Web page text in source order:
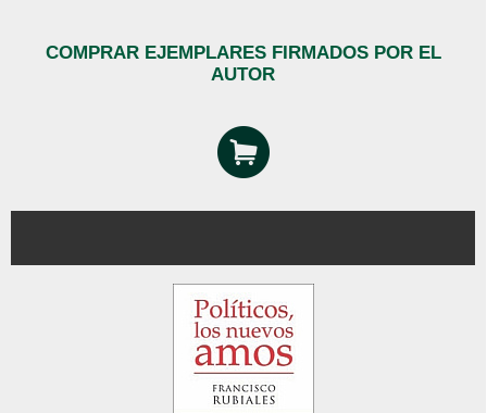
COMPRAR EJEMPLARES FIRMADOS POR EL
AUTOR